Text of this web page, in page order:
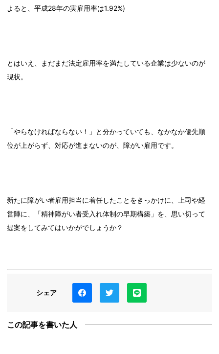
よると、平成28年の実雇用率は1.92%)
とはいえ、まだまだ法定雇用率を満たしている企業は少ないのが
現状。
「やらなければならない！」と分かっていても、なかなか優先順
位が上がらず、対応が進まないのが、障がい雇用です。
新たに障がい者雇用担当に着任したことをきっかけに、上司や経
営陣に、「精神障がい者受入れ体制の早期構築」を、思い切って
提案をしてみてはいかがでしょうか？
シェア
この記事を書いた人